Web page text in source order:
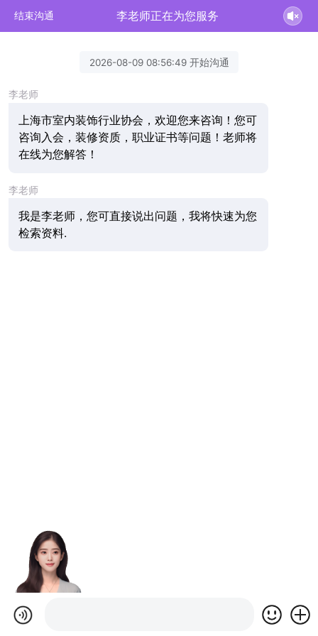
结束沟通 李老师正在为您服务
2026-08-09 08:56:49 开始沟通
李老师
上海市室内装饰行业协会，欢迎您来咨询！您可
咨询入会，装修资质，职业证书等问题！老师将
在线为您解答！
李老师
我是李老师，您可直接说出问题，我将快速为您
检索资料.